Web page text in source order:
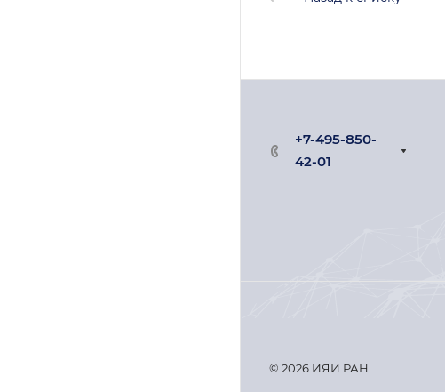
+7-495-850-
42-01
© 2026 ИЯИ РАН